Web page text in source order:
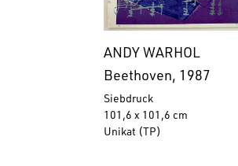
ANDY WARHOL
Beethoven, 1987
Siebdruck
101,6 x 101,6 cm
Unikat (TP)